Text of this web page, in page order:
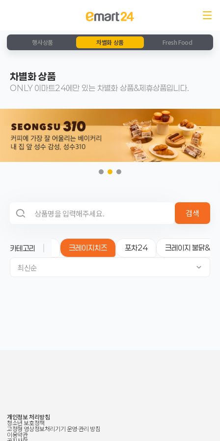
행사상품 차별화 상품 Fresh Food
차별화 상품
ONLY 이마트24에만 있는 차별화 상품&제휴상품입니다.
검색 영역
검색
카테고리
서울대 밥스누 크레이지치즈 포차24 크레이지 불닭&핫
최신순
개인정보 처리방침
청소년 보호정책
고정형 영상정보처리기기 운영·관리 방침
이용약관